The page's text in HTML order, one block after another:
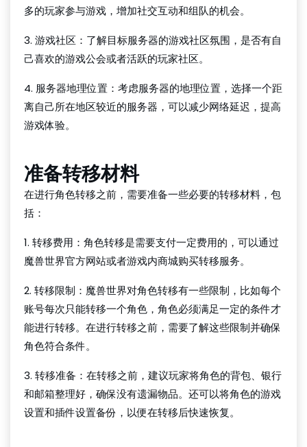
多的玩家参与游戏，增加社交互动和组队的机会。
3. 游戏社区：了解目标服务器的游戏社区氛围，是否有自
己喜欢的游戏公会或者活跃的玩家社区。
4. 服务器地理位置：考虑服务器的地理位置，选择一个距
离自己所在地区较近的服务器，可以减少网络延迟，提高
游戏体验。
准备转移材料
在进行角色转移之前，需要准备一些必要的转移材料，包
括：
1. 转移费用：角色转移是需要支付一定费用的，可以通过
魔兽世界官方网站或者游戏内商城购买转移服务。
2. 转移限制：魔兽世界对角色转移有一些限制，比如每个
账号每次只能转移一个角色，角色必须满足一定的条件才
能进行转移。在进行转移之前，需要了解这些限制并确保
角色符合条件。
3. 转移准备：在转移之前，建议玩家将角色的背包、银行
和邮箱整理好，确保没有遗漏物品。还可以将角色的游戏
设置和插件设置备份，以便在转移后快速恢复。